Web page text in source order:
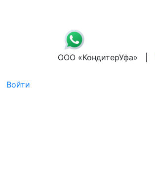
ООО «КондитерУфа» |
Войти